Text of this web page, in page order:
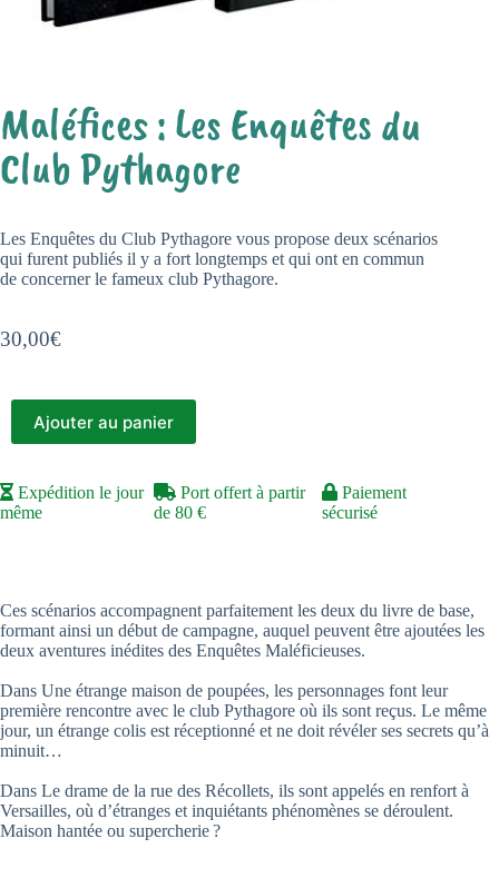
Maléfices : Les Enquêtes du
Club Pythagore
30,00€
Les Enquêtes du Club Pythagore vous propose deux scénarios
qui furent publiés il y a fort longtemps et qui ont en commun
de concerner le fameux club Pythagore.
Ajouter au panier
Expédition le jour
même
Port offert à partir
de 80 €
Paiement
sécurisé
Ces scénarios accompagnent parfaitement les deux du livre de base,
formant ainsi un début de campagne, auquel peuvent être ajoutées les
deux aventures inédites des Enquêtes Maléficieuses.
Dans Une étrange maison de poupées, les personnages font leur
première rencontre avec le club Pythagore où ils sont reçus. Le même
jour, un étrange colis est réceptionné et ne doit révéler ses secrets qu’à
minuit…
Dans Le drame de la rue des Récollets, ils sont appelés en renfort à
Versailles, où d’étranges et inquiétants phénomènes se déroulent.
Maison hantée ou supercherie ?